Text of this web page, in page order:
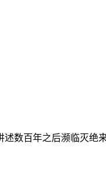
数百年之后濒临灭绝